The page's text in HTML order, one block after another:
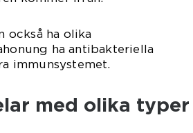
också ha olika
ha antibakteriella
immunsystemet.
med olika typer